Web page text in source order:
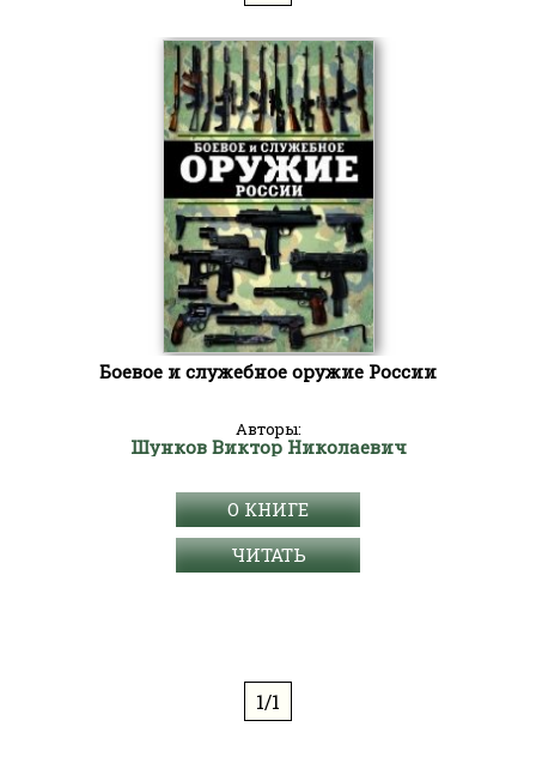
Боевое и служебное оружие России
Авторы:
Шунков Виктор Николаевич
О КНИГЕ
ЧИТАТЬ
1/1